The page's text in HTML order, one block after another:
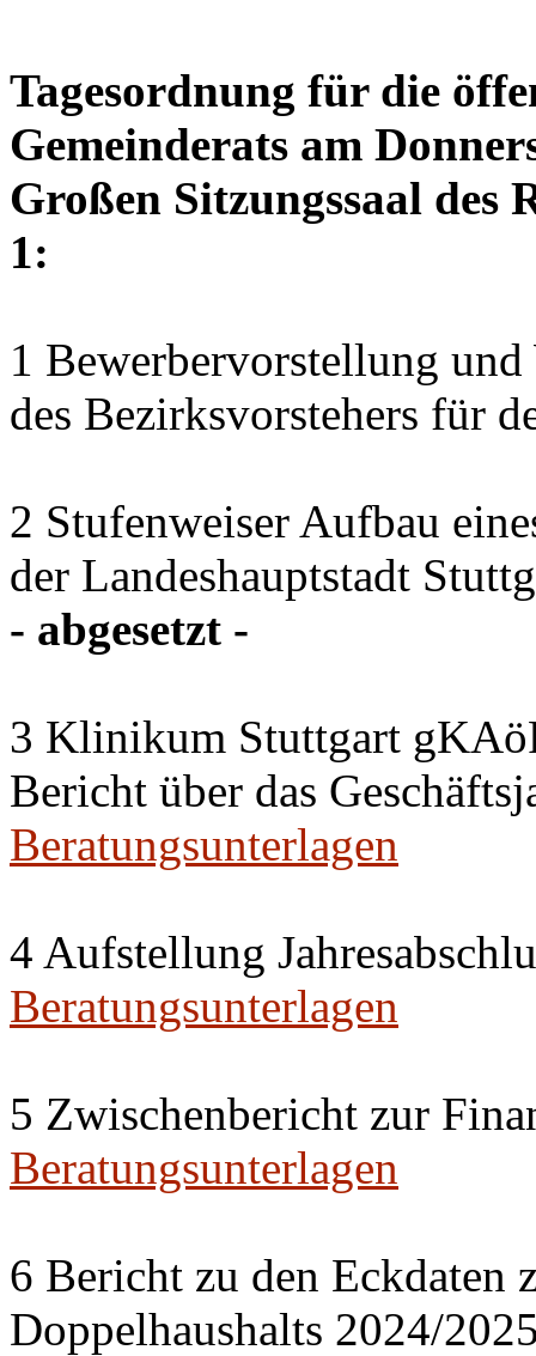
Tagesordnung für die
Gemeinderats am
Großen Sitzungssaal des
1:
1 Bewerbervorstellung
des Bezirksvorstehers für
2 Stufenweiser Aufbau
der Landeshauptstadt
- abgesetzt -
3 Klinikum Stuttgart
Bericht über das
Beratungsunterlagen
4 Aufstellung
Beratungsunterlagen
5 Zwischenbericht zur
Beratungsunterlagen
6 Bericht zu den Eckdaten
Doppelhaushalts 2024/